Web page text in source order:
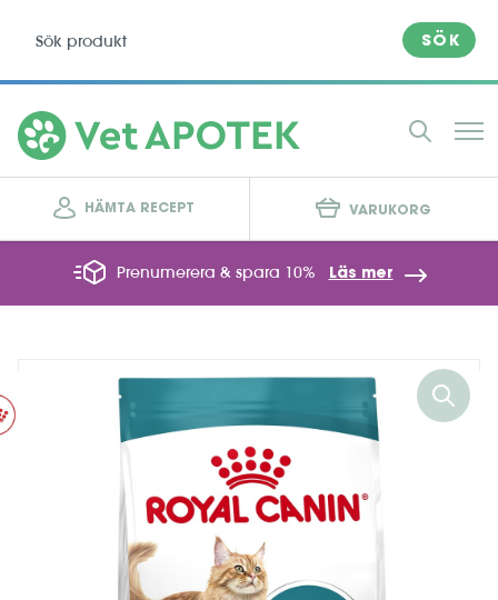
SÖK
HÄMTA RECEPT VARUKORG
Prenumerera & spara 10% Läs mer